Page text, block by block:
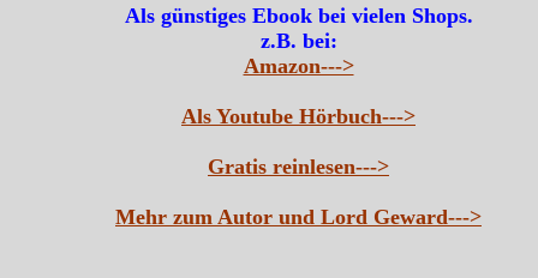
Als günstiges Ebook bei vielen Shops.
z.B. bei:
Amazon--->
Als Youtube Hörbuch--->
Gratis reinlesen--->
Mehr zum Autor und Lord Geward--->